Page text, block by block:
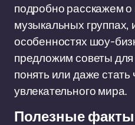
подробно расскажем о
музыкальных группах,
особенностях шоу-
предложим советы для
понять или даже стать
увлекательного мира.
Полезные